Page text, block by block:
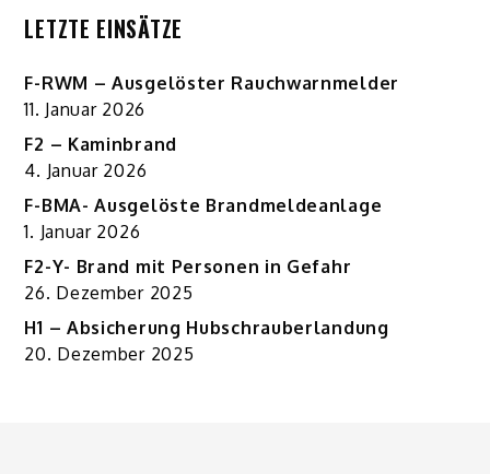
LETZTE EINSÄTZE
F-RWM – Ausgelöster Rauchwarnmelder
11. Januar 2026
F2 – Kaminbrand
4. Januar 2026
F-BMA- Ausgelöste Brandmeldeanlage
1. Januar 2026
F2-Y- Brand mit Personen in Gefahr
26. Dezember 2025
H1 – Absicherung Hubschrauberlandung
20. Dezember 2025